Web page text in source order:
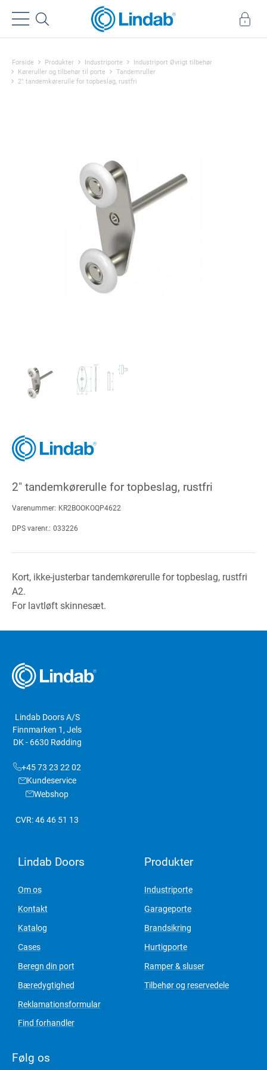
Forside Produkter Industriporte
Industriport Øvrigt tilbehør
Køreruller og tilbehør til porte
Tandemruller
2" tandemkørerulle for topbeslag, rustfri
2" tandemkørerulle for topbeslag, rustfri
Varenummer: KR2BOOKOQP4622
DPS varenr.: 033226
Kort, ikke-justerbar tandemkørerulle for topbeslag, rustfri
A2.
For lavtløft skinnesæt.
Lindab Doors A/S
Finnmarken 1, Jels
DK - 6630 Rødding
+45 73 23 22 02
Kundeservice
Webshop
CVR: 46 46 51 13
Lindab Doors
Om os
Kontakt
Katalog
Cases
Beregn din port
Bæredygtighed
Reklamationsformular
Find forhandler
Produkter
Industriporte
Garageporte
Brandsikring
Hurtigporte
Ramper & sluser
Tilbehør og reservedele
Følg os